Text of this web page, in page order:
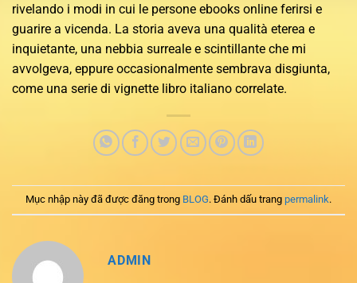
rivelando i modi in cui le persone ebooks online ferirsi e
guarire a vicenda. La storia aveva una qualità eterea e
inquietante, una nebbia surreale e scintillante che mi
avvolgeva, eppure occasionalmente sembrava disgiunta,
come una serie di vignette libro italiano correlate.
Mục nhập này đã được đăng trong BLOG. Đánh dấu trang permalink.
ADMIN